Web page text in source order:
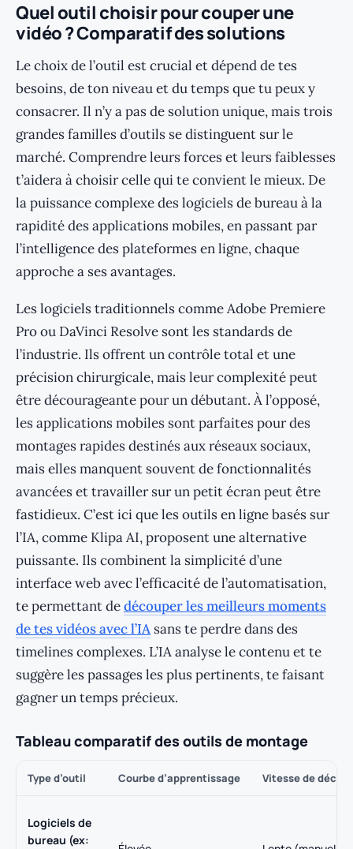
Quel outil choisir pour couper une
vidéo ? Comparatif des solutions
Le choix de l’outil est crucial et dépend de tes
besoins, de ton niveau et du temps que tu peux y
consacrer. Il n’y a pas de solution unique, mais trois
grandes familles d’outils se distinguent sur le
marché. Comprendre leurs forces et leurs faiblesses
t’aidera à choisir celle qui te convient le mieux. De
la puissance complexe des logiciels de bureau à la
rapidité des applications mobiles, en passant par
l’intelligence des plateformes en ligne, chaque
approche a ses avantages.
Les logiciels traditionnels comme Adobe Premiere
Pro ou DaVinci Resolve sont les standards de
l’industrie. Ils offrent un contrôle total et une
précision chirurgicale, mais leur complexité peut
être décourageante pour un débutant. À l’opposé,
les applications mobiles sont parfaites pour des
montages rapides destinés aux réseaux sociaux,
mais elles manquent souvent de fonctionnalités
avancées et travailler sur un petit écran peut être
fastidieux. C’est ici que les outils en ligne basés sur
l’IA, comme Klipa AI, proposent une alternative
puissante. Ils combinent la simplicité d’une
interface web avec l’efficacité de l’automatisation,
te permettant dedécouper les meilleurs moments
de tes vidéos avec l’IA sans te perdre dans des
timelines complexes. L’IA analyse le contenu et te
suggère les passages les plus pertinents, te faisant
gagner un temps précieux.
Tableau comparatif des outils de montage
Type d’outil Courbe d’apprentissage Vitesse de
Logiciels de
bureau (ex: